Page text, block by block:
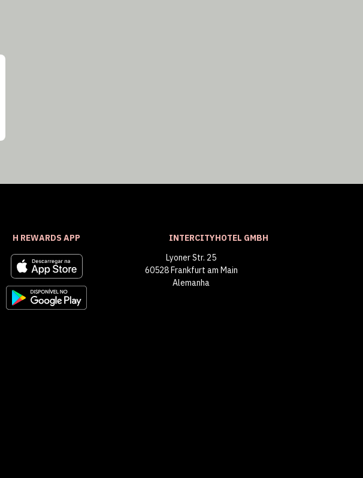
H REWARDS APP
INTERCITYHOTEL GMBH
Lyoner Str. 25
60528 Frankfurt am Main
Alemanha